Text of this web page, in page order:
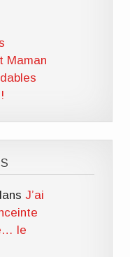
Maman
J’ai
le